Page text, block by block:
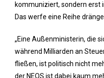
kommuniziert, sondern erst
Das werfe eine Reihe
„Eine Außenministerin, die
während Milliarden an
fließen, ist politisch nicht
der NEOS ist dabei kaum